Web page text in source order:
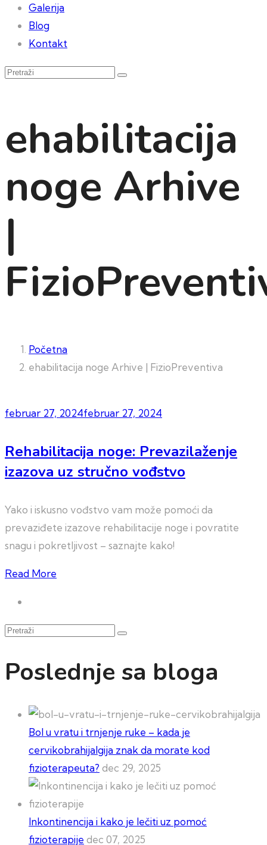
Galerija
Blog
Kontakt
ehabilitacija
noge Arhive
|
Početna
ehabilitacija noge Arhive | FizioPreventiva
februar 27, 2024februar 27, 2024
Rehabilitacija noge: Prevazilaženje
izazova uz stručno vođstvo
Yako i iskusno vođstvo vam može pomoći da
prevaziđete izazove rehabilitacije noge i povratite
snagu i pokretljivost – saznajte kako!
Read More
Pretraži
Poslednje sa bloga
Bol u vratu i trnjenje ruke – kada je
cervikobrahijalgija znak da morate kod
fizioterapeuta? dec 29, 2025
Inkontinencija i kako je lečiti uz pomoć
fizioterapije dec 07, 2025